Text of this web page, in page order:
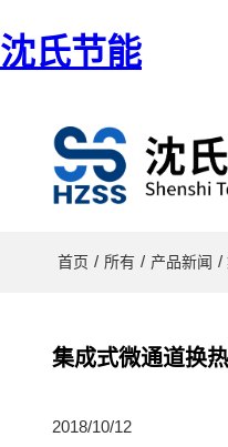
沈氏节能
首页 / 所有 / 产品新闻 /
集成式微通道换热
2018/10/12